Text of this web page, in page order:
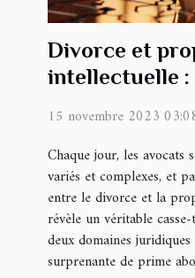
Divorce et
intellectuelle
15 novembre 2023
Chaque jour, les avocats
variés et complexes, et
entre le divorce et la
révèle un véritable
deux domaines
surprenante de prime